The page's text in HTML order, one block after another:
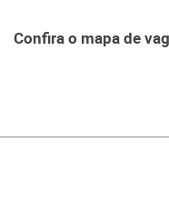
Confira o mapa de